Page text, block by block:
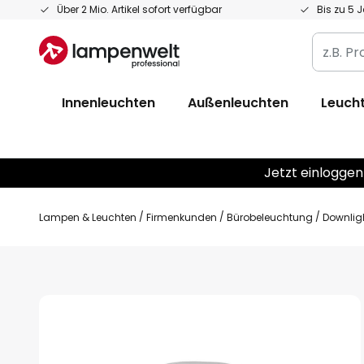
Über 2 Mio. Artikel sofort verfügbar Bis zu 5
Zum
springen
z.B.
Produkt,
EAN
Innenleuchten Außenleuchten
Jetzt
Lampen & Leuchten Firmenkunden Bürobeleuchtung